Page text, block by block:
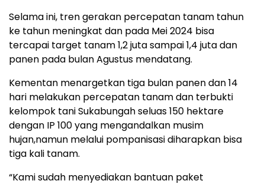
Selama ini, tren gerakan percepatan tanam tahun
ke tahun meningkat dan pada Mei 2024 bisa
tercapai target tanam 1,2 juta sampai 1,4 juta dan
panen pada bulan Agustus mendatang.
Kementan menargetkan tiga bulan panen dan 14
hari melakukan percepatan tanam dan terbukti
kelompok tani Sukabungah seluas 150 hektare
dengan IP 100 yang mengandalkan musim
hujan,namun melalui pompanisasi diharapkan bisa
tiga kali tanam.
“Kami sudah menyediakan bantuan paket